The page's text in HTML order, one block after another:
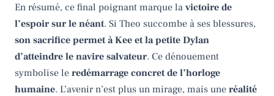
En résumé, ce final poignant marque la victoire de
l’espoir sur le néant. Si Theo succombe à ses blessures,
son sacrifice permet à Kee et la petite Dylan
d’atteindre le navire salvateur. Ce dénouement
symbolise le redémarrage concret de l’horloge
humaine. L’avenir n’est plus un mirage, mais une réalité